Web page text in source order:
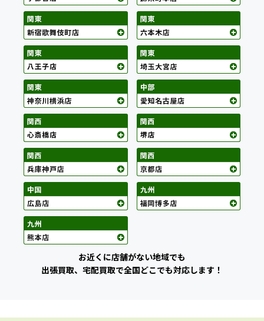
お近くに店舗がない地域でも
出張買取、宅配買取で全国どこでも対応します！